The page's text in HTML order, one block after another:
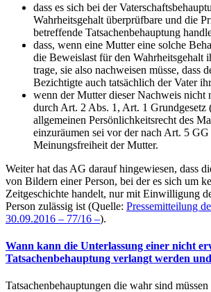
dass es sich bei der
Wahrheitsgehalt überprüfbare und die
betreffende Tatsachenbehauptung
dass, wenn eine Mutter eine solche
die Beweislast für den Wahrheitsgehalt
trage, sie also nachweisen müsse, dass
Bezichtigte auch tatsächlich der Vater
wenn der Mutter dieser Nachweis nicht
durch Art. 2 Abs. 1, Art. 1 Grundgesetz
allgemeinen Persönlichkeitsrecht des
einzuräumen sei vor der nach Art. 5 GG
Meinungsfreiheit der Mutter.
Weiter hat das AG darauf hingewiesen, dass
von Bildern einer Person, bei der es sich um
Zeitgeschichte handelt, nur mit Einwilligung
Person zulässig ist (Quelle: Pressemitteilung
30.09.2016 – 77/16 –).
Wann kann die Unterlassung einer nicht
Tatsachenbehauptung verlangt werden
Tatsachenbehauptungen die wahr sind